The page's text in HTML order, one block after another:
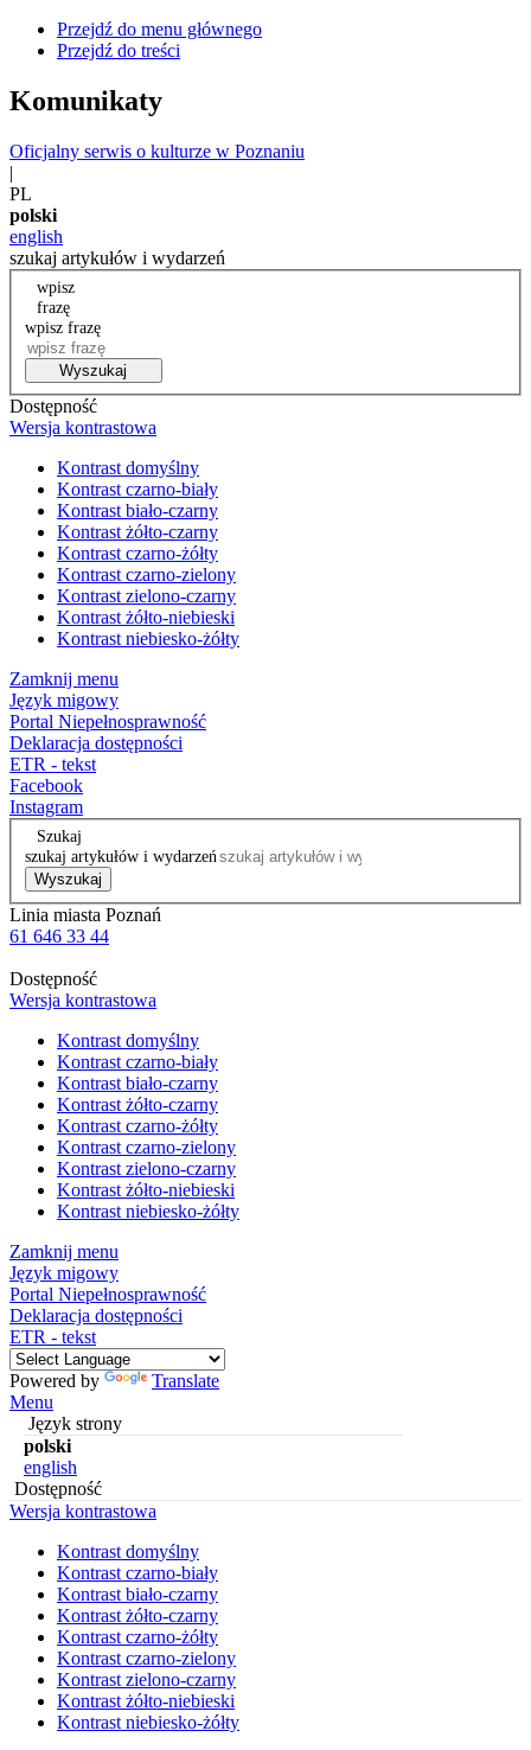
Przejdź do menu głównego
Przejdź do treści
Komunikaty
Oficjalny serwis o kulturze w Poznaniu
|
PL
polski
english
szukaj artykułów i wydarzeń
wpisz
frazę
wpisz frazę
Wyszukaj
Dostępność
Wersja kontrastowa
Kontrast domyślny
Kontrast czarno-biały
Kontrast biało-czarny
Kontrast żółto-czarny
Kontrast czarno-żółty
Kontrast czarno-zielony
Kontrast zielono-czarny
Kontrast żółto-niebieski
Kontrast niebiesko-żółty
Zamknij menu
Język migowy
Portal Niepełnosprawność
Deklaracja dostępności
ETR - tekst
Facebook
Instagram
Szukaj
szukaj artykułów i wydarzeń
Wyszukaj
Linia miasta Poznań
61 646 33 44
Dostępność
Wersja kontrastowa
Kontrast domyślny
Kontrast czarno-biały
Kontrast biało-czarny
Kontrast żółto-czarny
Kontrast czarno-żółty
Kontrast czarno-zielony
Kontrast zielono-czarny
Kontrast żółto-niebieski
Kontrast niebiesko-żółty
Zamknij menu
Język migowy
Portal Niepełnosprawność
Deklaracja dostępności
ETR - tekst
Powered by
Translate
Menu
Język strony
polski
english
Dostępność
Wersja kontrastowa
Kontrast domyślny
Kontrast czarno-biały
Kontrast biało-czarny
Kontrast żółto-czarny
Kontrast czarno-żółty
Kontrast czarno-zielony
Kontrast zielono-czarny
Kontrast żółto-niebieski
Kontrast niebiesko-żółty